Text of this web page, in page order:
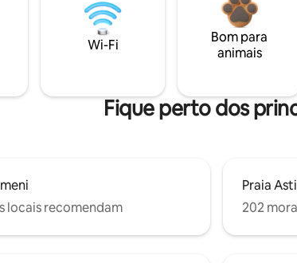
Wi-Fi
Bom para
animais
Fique perto dos
locais recomendam
Praia
202